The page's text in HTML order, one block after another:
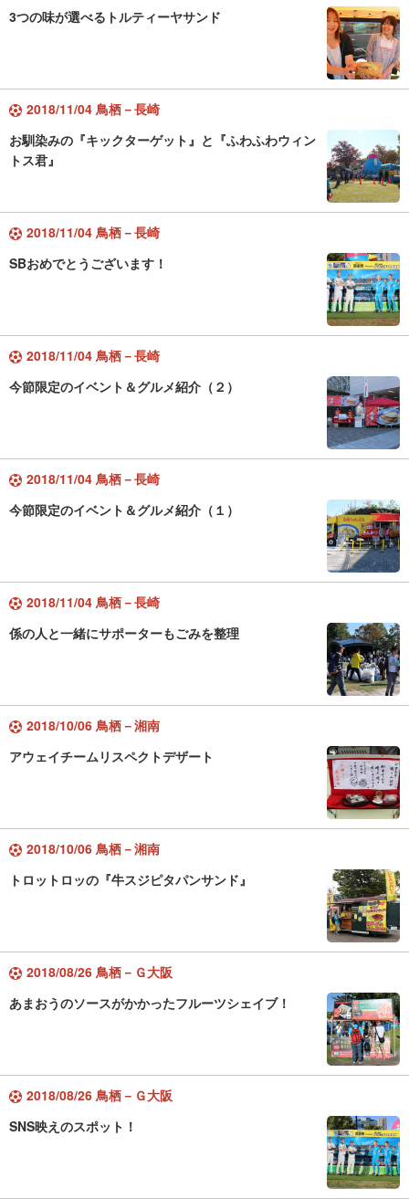
3つの味が選べるトルティーヤサンド
2018/11/04 鳥栖－長崎
お馴染みの『キックターゲット』と『ふわふわウィン
トス君』
2018/11/04 鳥栖－長崎
SBおめでとうございます！
2018/11/04 鳥栖－長崎
今節限定のイベント＆グルメ紹介（２）
2018/11/04 鳥栖－長崎
今節限定のイベント＆グルメ紹介（１）
2018/11/04 鳥栖－長崎
係の人と一緒にサポーターもごみを整理
2018/10/06 鳥栖－湘南
アウェイチームリスペクトデザート
2018/10/06 鳥栖－湘南
トロットロッの『牛スジピタパンサンド』
2018/08/26 鳥栖－Ｇ大阪
あまおうのソースがかかったフルーツシェイブ！
2018/08/26 鳥栖－Ｇ大阪
SNS映えのスポット！